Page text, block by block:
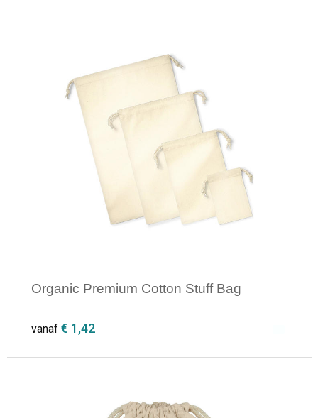
Organic Premium Cotton Stuff Bag
vanaf € 1,42
Minimale afname: 1